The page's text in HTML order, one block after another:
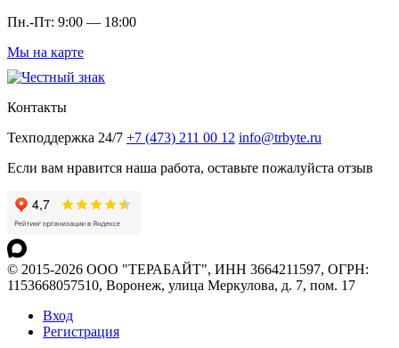
Пн.-Пт: 9:00 — 18:00
Мы на карте
Контакты
Техподдержка 24/7 +7 (473) 211 00 12 info@trbyte.ru
Если вам нравится наша работа, оставьте пожалуйста отзыв
© 2015-2026 ООО "ТЕРАБАЙТ", ИНН 3664211597, ОГРН:
1153668057510, Воронеж, улица Меркулова, д. 7, пом. 17
Вход
Регистрация